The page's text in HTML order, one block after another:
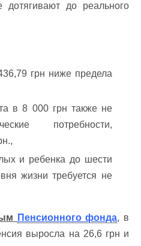
до реального
грн ниже предела
в 8 000 грн также не
потребности,
и ребенка до шести
жизни требуется не
Пенсионного фонда, в
выросла на 26,6 грн и